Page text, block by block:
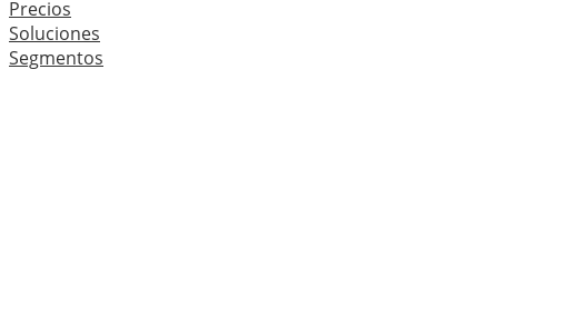
Precios
Soluciones
Segmentos